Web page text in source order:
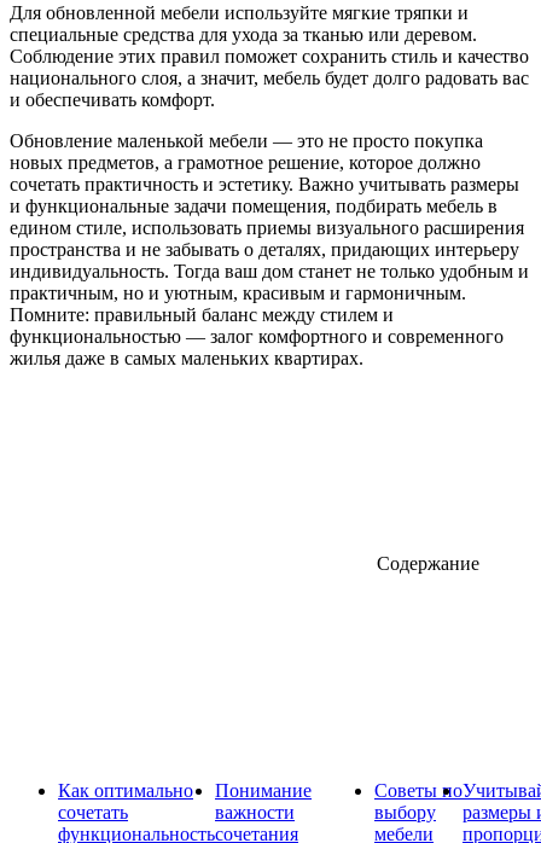
Для обновленной мебели используйте мягкие тряпки и
специальные средства для ухода за тканью или деревом.
Соблюдение этих правил поможет сохранить стиль и качество
национального слоя, а значит, мебель будет долго радовать вас
и обеспечивать комфорт.
Обновление маленькой мебели — это не просто покупка
новых предметов, а грамотное решение, которое должно
сочетать практичность и эстетику. Важно учитывать размеры
и функциональные задачи помещения, подбирать мебель в
едином стиле, использовать приемы визуального расширения
пространства и не забывать о деталях, придающих интерьеру
индивидуальность. Тогда ваш дом станет не только удобным и
практичным, но и уютным, красивым и гармоничным.
Помните: правильный баланс между стилем и
функциональностью — залог комфортного и современного
жилья даже в самых маленьких квартирах.
Содержание
Как оптимально
сочетать
функциональность
Понимание
важности
сочетания
Советы по
выбору
мебели
размеры